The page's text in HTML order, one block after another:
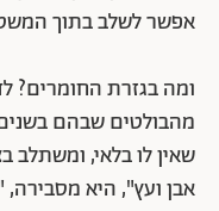
אפשר לשלב בתוך המשטח
ומה בגזרת החומרים?
מהבולטים שבהם
שאין לו בלאי,
אבן ועץ", היא